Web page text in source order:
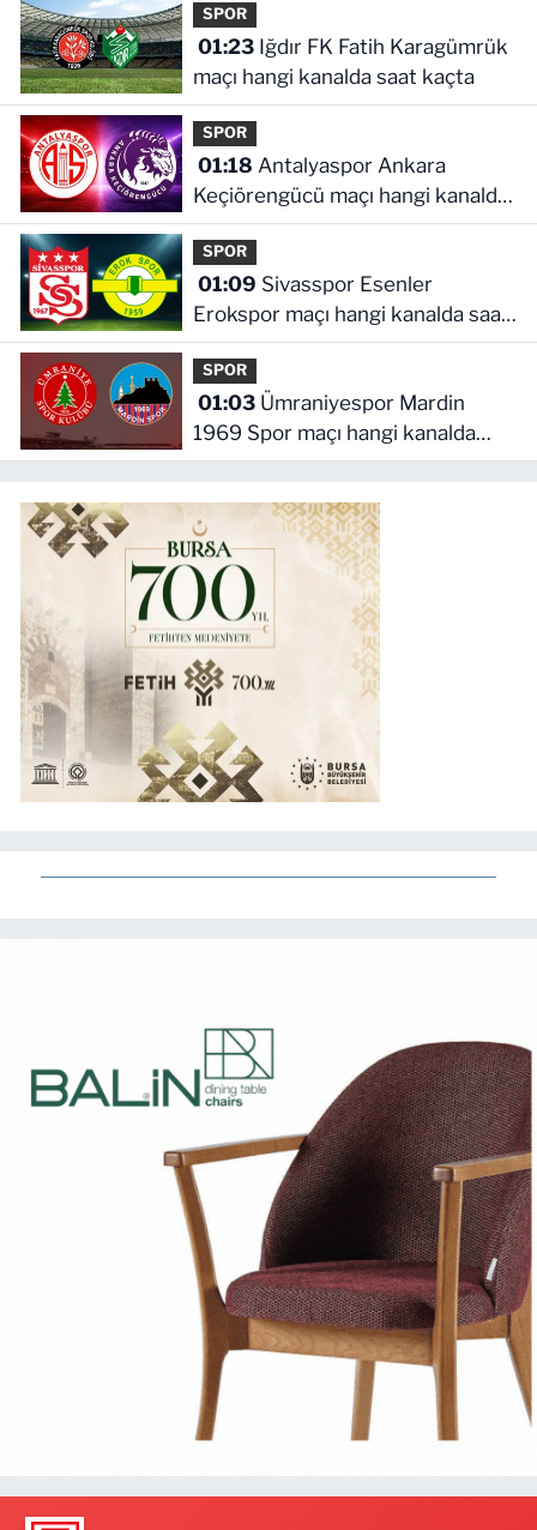
SPOR
01:23Iğdır FK Fatih Karagümrük
maçı hangi kanalda saat kaçta
SPOR
01:18
Keçiörengücü maçı hangi kanalda
saat kaçta
SPOR
01:09
Erokspor maçı hangi kanalda saat
kaçta
SPOR
01:03Ümraniyespor Mardin
1969 Spor maçı hangi kanalda
saat kaçta!